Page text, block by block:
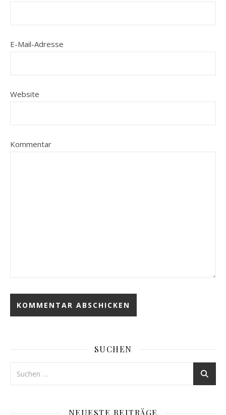
E-Mail-Adresse
Website
Kommentar
SUCHEN
NEUESTE BEITRÄGE